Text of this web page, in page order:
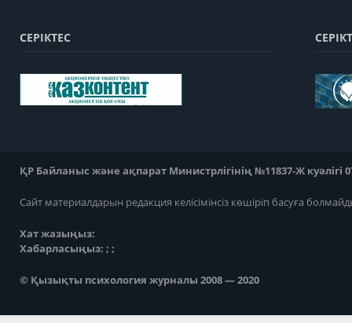
СЕРІКТЕС
ҚР Байланыс және ақпарат Министрлігінің №11837-Ж куәлігі
Сайт материалдарын редакция келісімінсіз көшіріп басуға
Хат жазыңыз:
Хабарласыңыз: ; ;
© Қызықты психология журналы 2008 — 2020